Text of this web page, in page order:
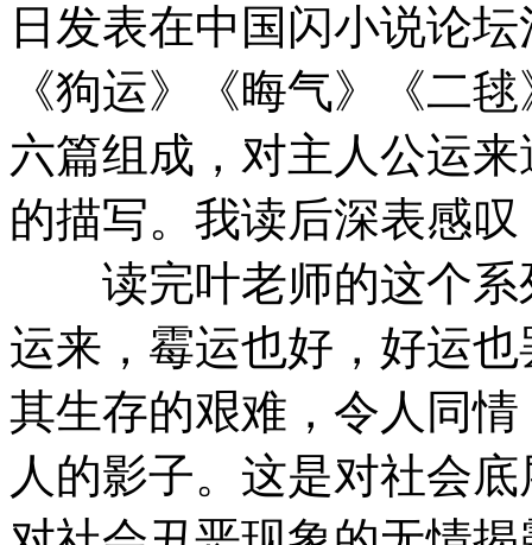
日发表在中国闪小说论
《狗运》《晦气》《二
六篇组成，对主人公运
的描写。我读后深表感
读完叶老师的这个系
运来，霉运也好，好运
其生存的艰难，令人同
人的影子。这是对社会